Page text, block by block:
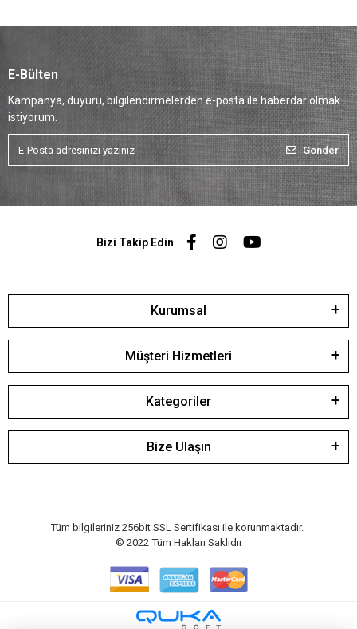
E-Bülten
Kampanya, duyuru, bilgilendirmelerden e-posta ile haberdar olmak
istiyorum.
Gönder
Bizi Takip Edin
Kurumsal
Müşteri Hizmetleri
Kategoriler
Bize Ulaşın
Tüm bilgileriniz 256bit SSL Sertifikası ile korunmaktadır.
© 2022 Tüm Hakları Saklıdır